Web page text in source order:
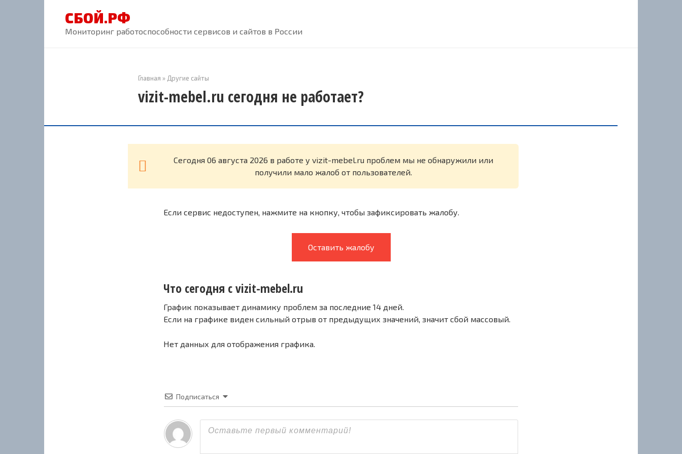
СБОЙ.РФ
Мониторинг работоспособности сервисов и сайтов в России
Главная » Другие сайты
vizit-mebel.ru сегодня не работает?
Cегодня 06 августа 2026 в работе у vizit-mebel.ru проблем мы не обнаружили или
получили мало жалоб от пользователей.
Если сервис недоступен, нажмите на кнопку, чтобы зафиксировать жалобу.
Оставить жалобу
Что сегодня с vizit-mebel.ru
График показывает динамику проблем за последние 14 дней.
Если на графике виден сильный отрыв от предыдущих значений, значит сбой массовый.
Нет данных для отображения графика.
Подписаться